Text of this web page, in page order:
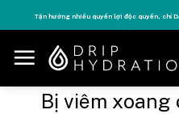
to
content
Tận hưởng nhiều quyền lợi độc quyền, chỉ
Bị viêm